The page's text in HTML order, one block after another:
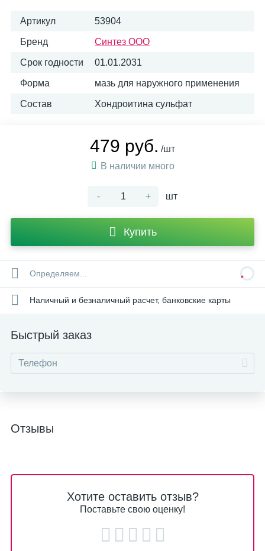
Артикул 53904
Бренд Синтез ООО
Срок годности 01.01.2031
Форма мазь для наружного применения
Состав Хондроитина сульфат
479 руб. /шт
В наличии много
- + шт
Купить
Определяем...
Наличный и безналичный расчет, банковские карты
Быстрый заказ
Отзывы
Хотите оставить отзыв?
Поставьте свою оценку!